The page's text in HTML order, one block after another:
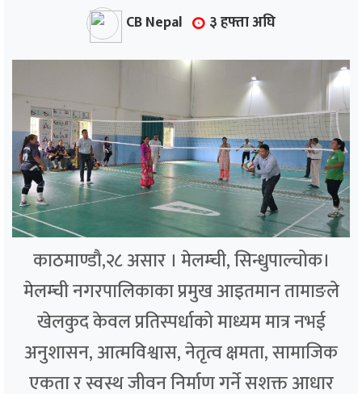
CB Nepal ३ हफ्ता अघि
काठमाण्डौ,२८ असार । मेलम्ची, सिन्धुपाल्चोक।
मेलम्ची नगरपालिकाका प्रमुख आइतमान तामाङले
खेलकुद केवल प्रतिस्पर्धाको माध्यम मात्र नभई
अनुशासन, आत्मविश्वास, नेतृत्व क्षमता, सामाजिक
एकता र स्वस्थ जीवन निर्माण गर्ने सशक्त आधार